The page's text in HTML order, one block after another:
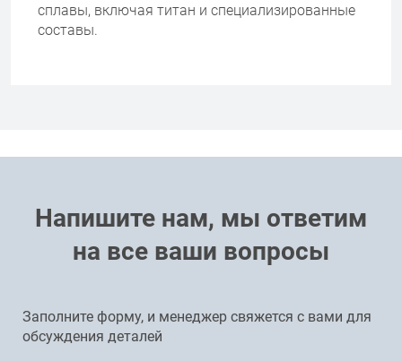
сплавы, включая титан и специализированные
составы.
Напишите нам, мы ответим
на все ваши вопросы
Заполните форму, и менеджер свяжется с вами для
обсуждения деталей